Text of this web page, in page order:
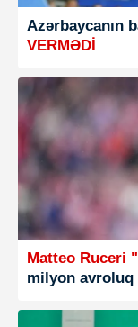
Azərbaycanın
VERMƏDİ
Matteo Ruceri
milyon avroluq